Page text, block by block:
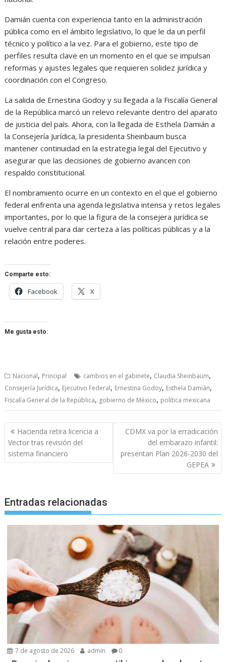
Damián cuenta con experiencia tanto en la administración
pública como en el ámbito legislativo, lo que le da un perfil
técnico y político a la vez. Para el gobierno, este tipo de
perfiles resulta clave en un momento en el que se impulsan
reformas y ajustes legales que requieren solidez jurídica y
coordinación con el Congreso.
La salida de Ernestina Godoy y su llegada a la Fiscalía General
de la República marcó un relevo relevante dentro del aparato
de justicia del país. Ahora, con la llegada de Esthela Damián a
la Consejería Jurídica, la presidenta Sheinbaum busca
mantener continuidad en la estrategia legal del Ejecutivo y
asegurar que las decisiones de gobierno avancen con
respaldo constitucional.
El nombramiento ocurre en un contexto en el que el gobierno
federal enfrenta una agenda legislativa intensa y retos legales
importantes, por lo que la figura de la consejera jurídica se
vuelve central para dar certeza a las políticas públicas y a la
relación entre poderes.
Comparte esto:
Facebook X
Me gusta esto:
Nacional, Principal cambios en el gabinete, Claudia Sheinbaum,
Consejería Jurídica, Ejecutivo Federal, Ernestina Godoy, Esthela Damián,
Fiscalía General de la República, gobierno de México, política mexicana
Navegación
de
entradas
Hacienda retira licencia a
Vector tras revisión del
sistema financiero
CDMX va por la erradicación
del embarazo infantil:
presentan Plan 2026-2030 del
GEPEA
Entradas relacionadas
7 de agosto de 2026 admin 0